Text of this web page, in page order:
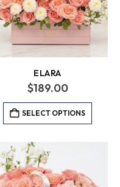
ELARA
$189.00
SELECT OPTIONS